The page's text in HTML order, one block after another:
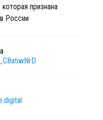
признана
России